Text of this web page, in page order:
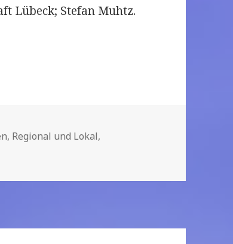
Lübeck; Stefan Muhtz.
, Regional und Lokal,